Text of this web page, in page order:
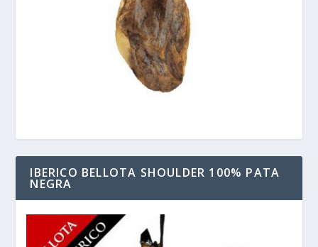
IBERICO BELLOTA SHOULDER 100% PATA
NEGRA